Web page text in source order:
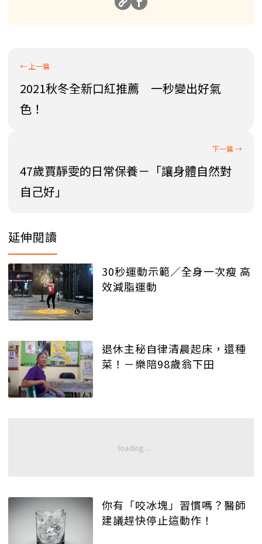
2021秋冬全新口紅推薦 一秒變出好氣
色！
47歲賈靜雯的日常保養－「讓身體自然對
自己好」
延伸閱讀
30秒運動示範／全身一次瘦 高
效減脂運動
退休主秘自律清晨起床，還種
菜！－樂陪98歲翁下田
你有「咬冰塊」習慣嗎？醫師
建議趕快停止這動作！